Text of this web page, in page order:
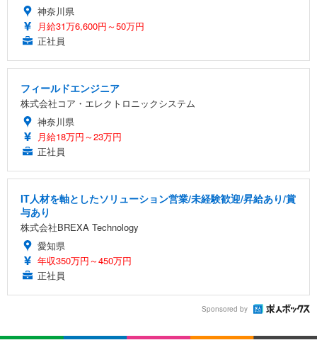
神奈川県
月給31万6,600円～50万円
正社員
フィールドエンジニア
株式会社コア・エレクトロニックシステム
神奈川県
月給18万円～23万円
正社員
IT人材を軸としたソリューション営業/未経験歓迎/昇給あり/賞
与あり
株式会社BREXA Technology
愛知県
年収350万円～450万円
正社員
Sponsored by